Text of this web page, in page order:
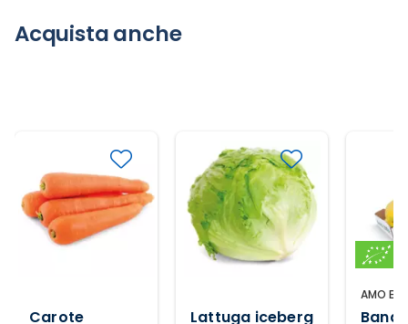
Acquista anche
Carote Lattuga iceberg
AMO